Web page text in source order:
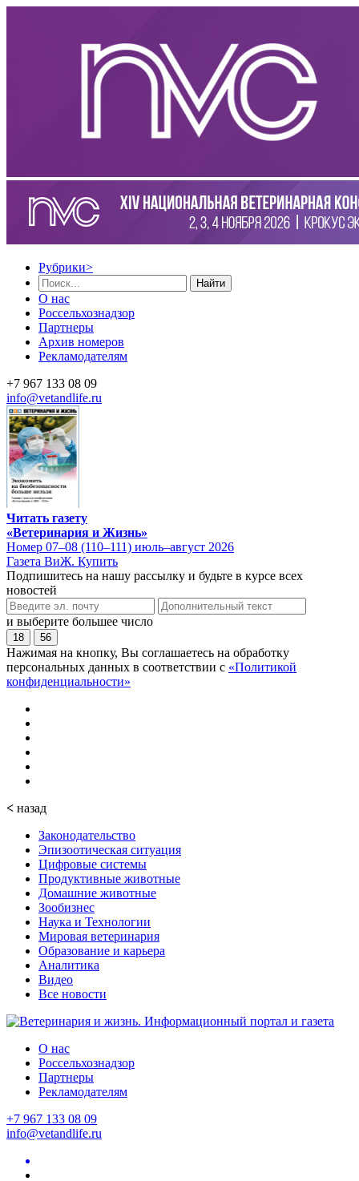
Рубрики>
Найти
О нас
Россельхознадзор
Партнеры
Архив номеров
Рекламодателям
+7 967 133 08 09
info@vetandlife.ru
Читать газету
«Ветеринария и Жизнь»
Номер 07–08 (110–111) июль–август 2026
Газета ВиЖ. Купить
Подпишитесь на нашу рассылку и будьте в курсе всех
новостей
и выберите большее число
18 56
Нажимая на кнопку, Вы соглашаетесь на обработку
персональных данных в соответствии с «Политикой
конфиденциальности»
< назад
Законодательство
Эпизоотическая ситуация
Цифровые системы
Продуктивные животные
Домашние животные
Зообизнес
Наука и Технологии
Мировая ветеринария
Образование и карьера
Аналитика
Видео
Все новости
О нас
Россельхознадзор
Партнеры
Рекламодателям
+7 967 133 08 09
info@vetandlife.ru